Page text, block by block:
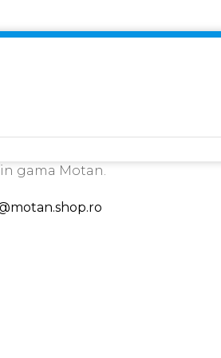
gama Motan.